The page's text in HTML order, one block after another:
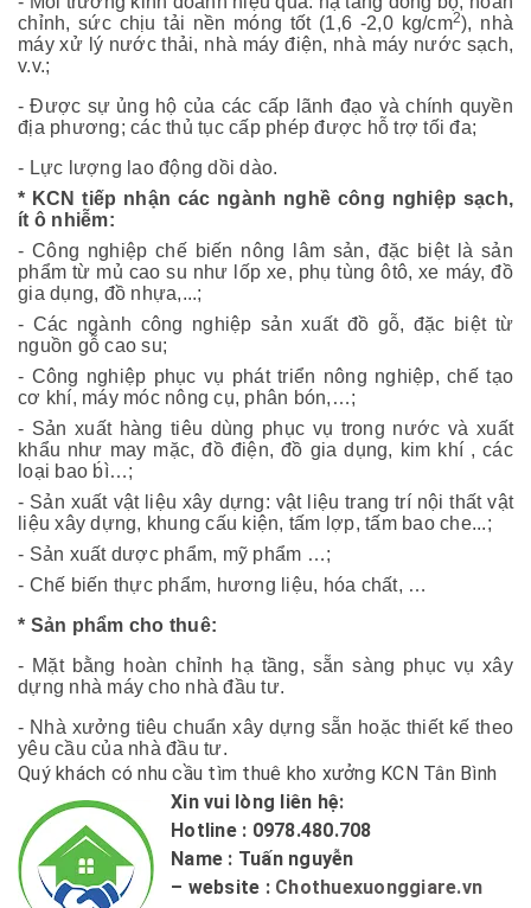
chỉnh, sức chịu tải nền móng tốt (1,6 -2,0 kg/cm2), nhà
máy xử lý nước thải, nhà máy điện, nhà máy nước sạch,
v.v.;
- Được sự ủng hộ của các cấp lãnh đạo và chính quyền
địa phương; các thủ tục cấp phép được hỗ trợ tối đa;
- Lực lượng lao động dồi dào.
* KCN tiếp nhận các ngành nghề công nghiệp sạch,
ít ô nhiễm:
- Công nghiệp chế biến nông lâm sản, đặc biệt là sản
phẩm từ mủ cao su như lốp xe, phụ tùng ôtô, xe máy, đồ
gia dụng, đồ nhựa,...;
- Các ngành công nghiệp sản xuất đồ gỗ, đặc biệt từ
nguồn gỗ cao su;
- Công nghiệp phục vụ phát triển nông nghiệp, chế tạo
cơ khí, máy móc nông cụ, phân bón,…;
- Sản xuất hàng tiêu dùng phục vụ trong nước và xuất
khẩu như may mặc, đồ điện, đồ gia dụng, kim khí , các
loại bao b́ì…;
- Sản xuất vật liệu xây dựng: vật liệu trang trí nội thất vật
liệu xây dựng, khung cấu kiện, tấm lợp, tấm bao che...;
- Sản xuất dược phẩm, mỹ phẩm …;
- Chế biến thực phẩm, hương liệu, hóa chất, …
* Sản phẩm cho thuê:
- Mặt bằng hoàn chỉnh hạ tầng, sẵn sàng phục vụ xây
dựng nhà máy cho nhà đầu tư.
- Nhà xưởng tiêu chuẩn xây dựng sẵn hoặc thiết kế theo
yêu cầu của nhà đầu tư.​
Quý khách có nhu cầu tìm thuê kho xưởng KCN Tân Bình
Xin vui lòng liên hệ:
Hotline : 0978.480.708
Name : Tuấn nguyễn
– website : Chothuexuonggiare.vn